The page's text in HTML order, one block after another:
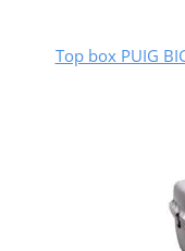
Top box PUIG